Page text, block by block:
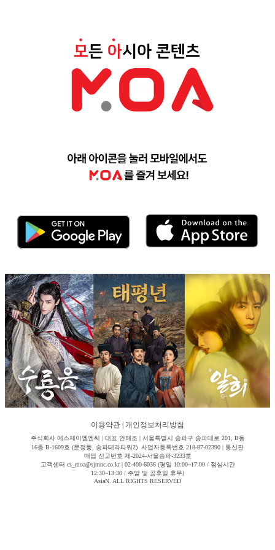
이용약관 개인정보처리방침
주식회사 에스제이엠엔씨 | 대표 안해조 | 서울특별시 송파구 송파대로 201, B동
16층 B-1609호 (문정동, 송파테라타워2) 사업자등록번호 218-87-02390 | 통신판
매업 신고번호 제-2024-서울송파-3233호
고객센터 cs_moa@sjmnc.co.kr | 02-400-6036 (평일 10:00~17:00 / 점심시간
12:30~13:30 / 주말 및 공휴일 휴무)
AsiaN. ALL RIGHTS RESERVED